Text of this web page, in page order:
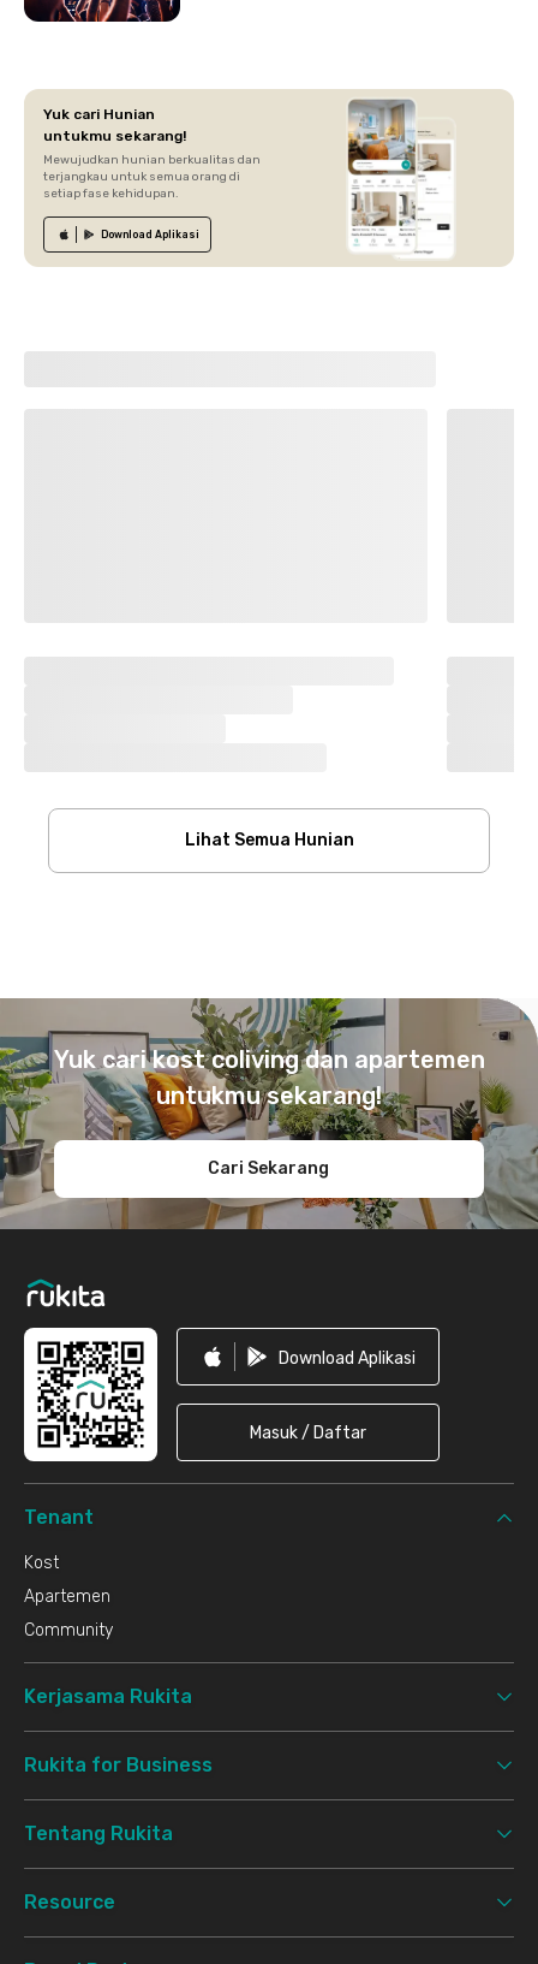
Yuk cari Hunian
untukmu sekarang!
Mewujudkan hunian berkualitas dan
terjangkau untuk semua orang di
setiap fase kehidupan.
Download Aplikasi
Lihat Semua Hunian
Yuk cari kost coliving dan apartemen
untukmu sekarang!
Cari Sekarang
Download Aplikasi
Masuk / Daftar
Tenant
Kost
Apartemen
Community
Kerjasama Rukita
Rukita for Business
Tentang Rukita
Resource